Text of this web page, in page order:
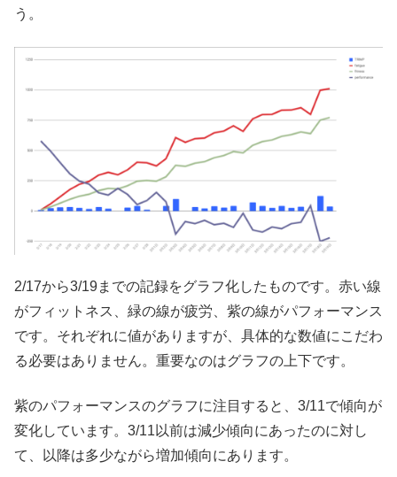
う。
2/17から3/19までの記録をグラフ化したものです。赤い線
がフィットネス、緑の線が疲労、紫の線がパフォーマンス
です。それぞれに値がありますが、具体的な数値にこだわ
る必要はありません。重要なのはグラフの上下です。
紫のパフォーマンスのグラフに注目すると、3/11で傾向が
変化しています。3/11以前は減少傾向にあったのに対し
て、以降は多少ながら増加傾向にあります。